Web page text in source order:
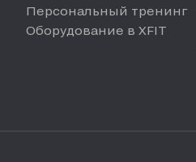
Персональный тренинг
Оборудование в XFIT